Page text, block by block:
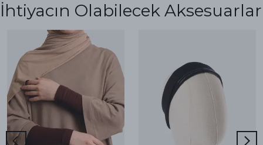
İhtiyacın Olabilecek Aksesuarlar